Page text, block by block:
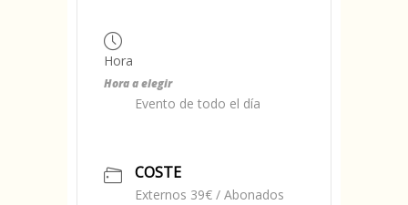
Hora
Hora a elegir
Evento de todo el día
COSTE
Externos 39€ / Abonados